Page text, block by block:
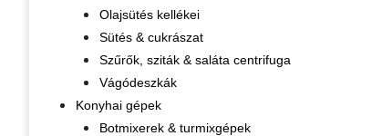
Olajsütés kellékei
Sütés & cukrászat
Szűrők, sziták & saláta centrifuga
Vágódeszkák
Konyhai gépek
Botmixerek & turmixgépek